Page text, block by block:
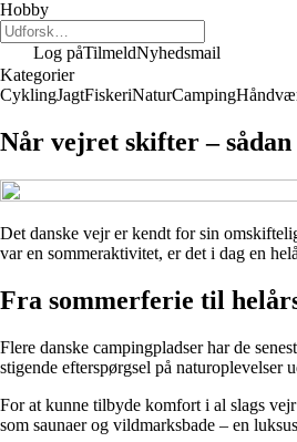
Hobby
Log påTilmeldNyhedsmail
Kategorier
CyklingJagtFiskeriNaturCamping
Når vejret skifter –
Det danske vejr er kendt for sin
var en sommeraktivitet, er det i dag en
Fra sommerferie til
Flere danske campingpladser har de
stigende efterspørgsel på naturoplevelser
For at kunne tilbyde komfort i al slags
som saunaer og vildmarksbade – en